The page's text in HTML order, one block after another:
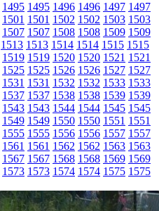
1495 1495 1496 1496 1497 1497
1501 1501 1502 1502 1503 1503
1507 1507 1508 1508 1509 1509
1513 1513 1514 1514 1515 1515
1519 1519 1520 1520 1521 1521
1525 1525 1526 1526 1527 1527
1531 1531 1532 1532 1533 1533
1537 1537 1538 1538 1539 1539
1543 1543 1544 1544 1545 1545
1549 1549 1550 1550 1551 1551
1555 1555 1556 1556 1557 1557
1561 1561 1562 1562 1563 1563
1567 1567 1568 1568 1569 1569
1573 1573 1574 1574 1575 1575